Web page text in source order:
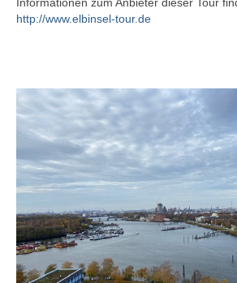
http://www.elbinsel-tour.de